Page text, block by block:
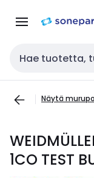
navigointiin
Haku
Näytä
1CO TEST